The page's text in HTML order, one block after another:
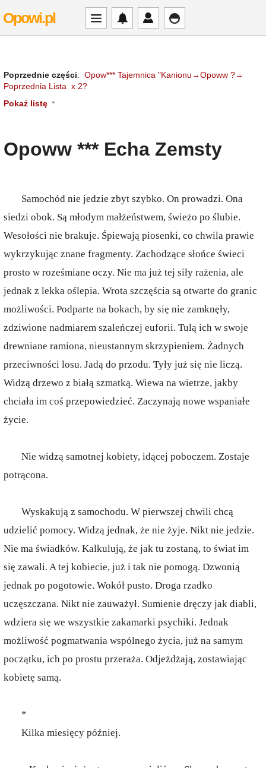
Opowi.pl
Poprzednie części: Opow*** Tajemnica "Kanionu→Opoww ?→
Poprzednia Lista x 2?
Pokaż listę
Opoww *** Echa Zemsty
Samochód nie jedzie zbyt szybko. On prowadzi. Ona
siedzi obok. Są młodym małżeństwem, świeżo po ślubie.
Wesołości nie brakuje. Śpiewają piosenki, co chwila prawie
wykrzykując znane fragmenty. Zachodzące słońce świeci
prosto w roześmiane oczy. Nie ma już tej siły rażenia, ale
jednak z lekka oślepia. Wrota szczęścia są otwarte do granic
możliwości. Podparte na bokach, by się nie zamknęły,
zdziwione nadmiarem szaleńczej euforii. Tulą ich w swoje
drewniane ramiona, nieustannym skrzypieniem. Żadnych
przeciwności losu. Jadą do przodu. Tyły już się nie liczą.
Widzą drzewo z białą szmatką. Wiewa na wietrze, jakby
chciała im coś przepowiedzieć. Zaczynają nowe wspaniałe
życie.
Nie widzą samotnej kobiety, idącej poboczem. Zostaje
potrącona.
Wyskakują z samochodu. W pierwszej chwili chcą
udzielić pomocy. Widzą jednak, że nie żyje. Nikt nie jedzie.
Nie ma świadków. Kalkulują, że jak tu zostaną, to świat im
się zawali. A tej kobiecie, już i tak nie pomogą. Dzwonią
jednak po pogotowie. Wokół pusto. Droga rzadko
uczęszczana. Nikt nie zauważył. Sumienie dręczy jak diabli,
wdziera się we wszystkie zakamarki psychiki. Jednak
możliwość pogmatwania wspólnego życia, już na samym
początku, ich po prostu przeraża. Odjeżdżają, zostawiając
kobietę samą.
*
Kilka miesięcy później.